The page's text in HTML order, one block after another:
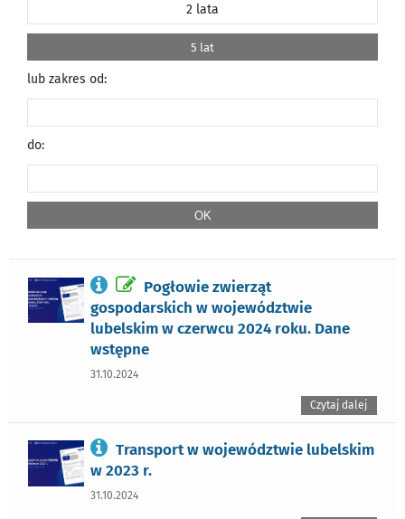
2 lata
5 lat
lub zakres od:
do:
Pogłowie zwierząt
gospodarskich w województwie
lubelskim w czerwcu 2024 roku. Dane
wstępne
31.10.2024
Czytaj dalej
Transport w województwie lubelskim
w 2023 r.
31.10.2024